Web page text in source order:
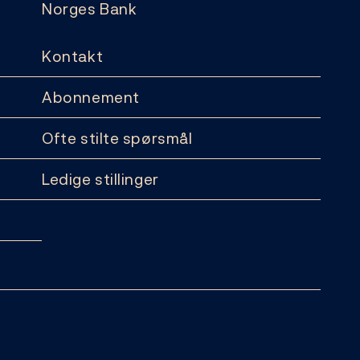
Norges Bank
Kontakt
Abonnement
Ofte stilte spørsmål
Ledige stillinger